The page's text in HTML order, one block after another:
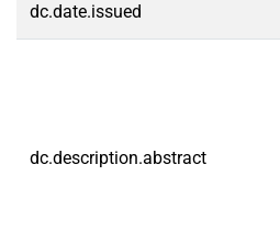
dc.date.issued
dc.description.abstract